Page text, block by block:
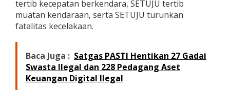
tertib kecepatan berkendara, SETUJU tertib
muatan kendaraan, serta SETUJU turunkan
fatalitas kecelakaan.
Baca Juga : Satgas PASTI Hentikan 27 Gadai
Swasta Ilegal dan 228 Pedagang Aset
Keuangan Digital Ilegal